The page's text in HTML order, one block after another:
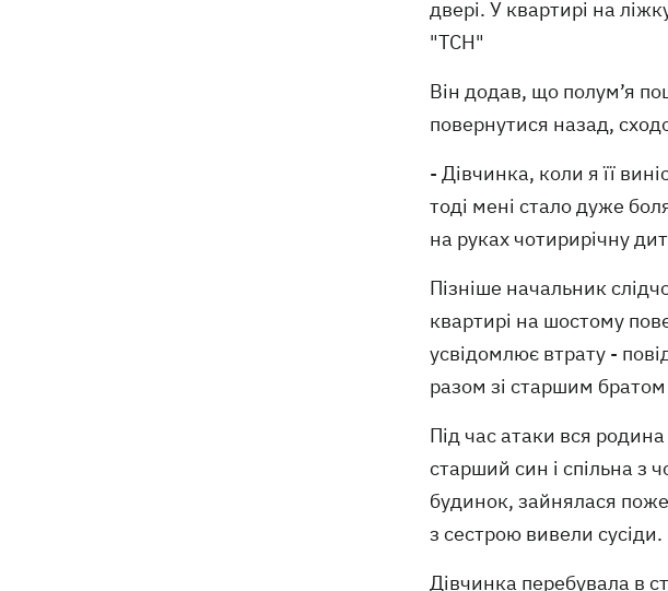
двері. У квартирі на
"ТСН"
Він додав, що полум’я
повернутися назад,
- Дівчинка, коли я її
тоді мені стало дуже
на руках чотирирічну
Пізніше начальник
квартирі на шостому
усвідомлює втрату -
разом зі старшим
Під час атаки вся
старший син і спільна з
будинок, зайнялася
з сестрою вивели сусіди.
Дівчинка перебувала в